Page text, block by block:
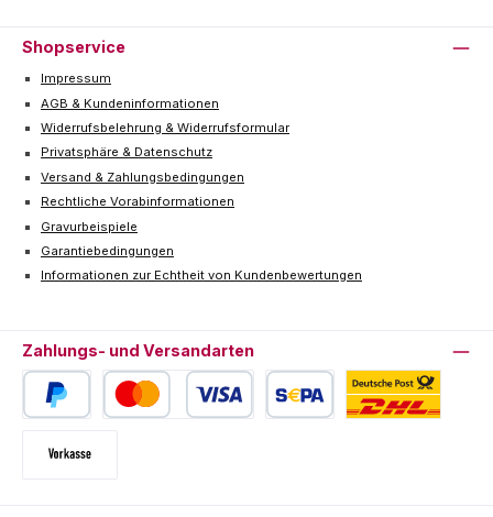
Shopservice
Impressum
AGB & Kundeninformationen
Widerrufsbelehrung & Widerrufsformular
Privatsphäre & Datenschutz
Versand & Zahlungsbedingungen
Rechtliche Vorabinformationen
Gravurbeispiele
Garantiebedingungen
Informationen zur Echtheit von Kundenbewertungen
Zahlungs- und Versandarten